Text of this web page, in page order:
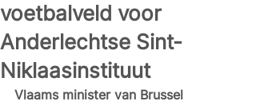
voetbalveld voor
Anderlechtse Sint-
Niklaasinstituut
Vlaams minister van Brussel